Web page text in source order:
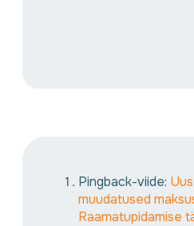
Pingback-viide:
muudatused
Raamatupidamise